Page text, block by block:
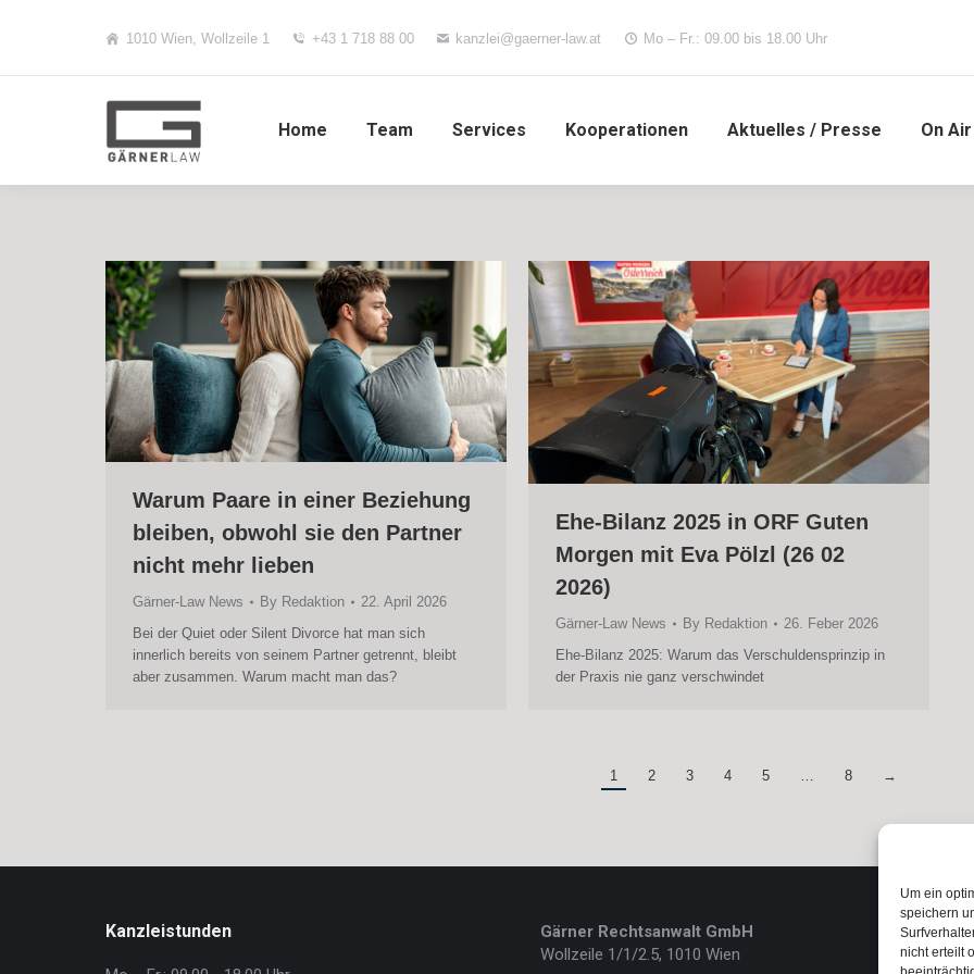
Um ein
speichern
nicht erteilt
1010 Wien, Wollzeile 1 +43 1 718 88 00 kanzlei@gaerner-law.at Mo – Fr.: 09.00 bis 18.00 Uhr
Home Team Services Kooperationen Aktuelles / Presse On Air
Warum Paare in einer Beziehung
bleiben, obwohl sie den Partner
nicht mehr lieben
Gärner-Law News By Redaktion
22. April 2026
Bei der Quiet oder Silent Divorce hat man sich
innerlich bereits von seinem Partner getrennt, bleibt
aber zusammen. Warum macht man das?
Ehe-Bilanz 2025 in ORF Guten
Morgen mit Eva Pölzl (26 02
2026)
Gärner-Law News By Redaktion
26. Feber 2026
Ehe-Bilanz 2025: Warum das Verschuldensprinzip in
der Praxis nie ganz verschwindet
1 2 3 4 5 8 →
Kanzleistunden
Gärner Rechtsanwalt GmbH
Wollzeile 1/1/2.5, 1010 Wien